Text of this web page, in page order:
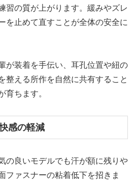
習の質が上がります。緩みやズレ
を止めて直すことが全体の安全に
が装着を手伝い、耳孔位置や紐の
整える所作を自然に共有すること
育ちます。
感の軽減
の良いモデルでも汗が額に残りや
ファスナーの粘着低下を招きま